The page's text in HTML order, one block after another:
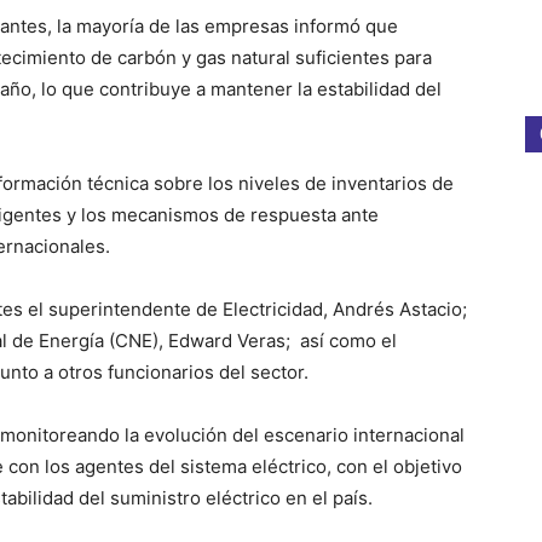
la mayoría de las empresas informó que
de carbón y gas natural suficientes para
lo que contribuye a mantener la estabilidad del
técnica sobre los niveles de inventarios de
y los mecanismos de respuesta ante
el superintendente de Electricidad, Andrés Astacio;
Energía (CNE), Edward Veras; así como el
a otros funcionarios del sector.
la evolución del escenario internacional
los agentes del sistema eléctrico, con el objetivo
del suministro eléctrico en el país.